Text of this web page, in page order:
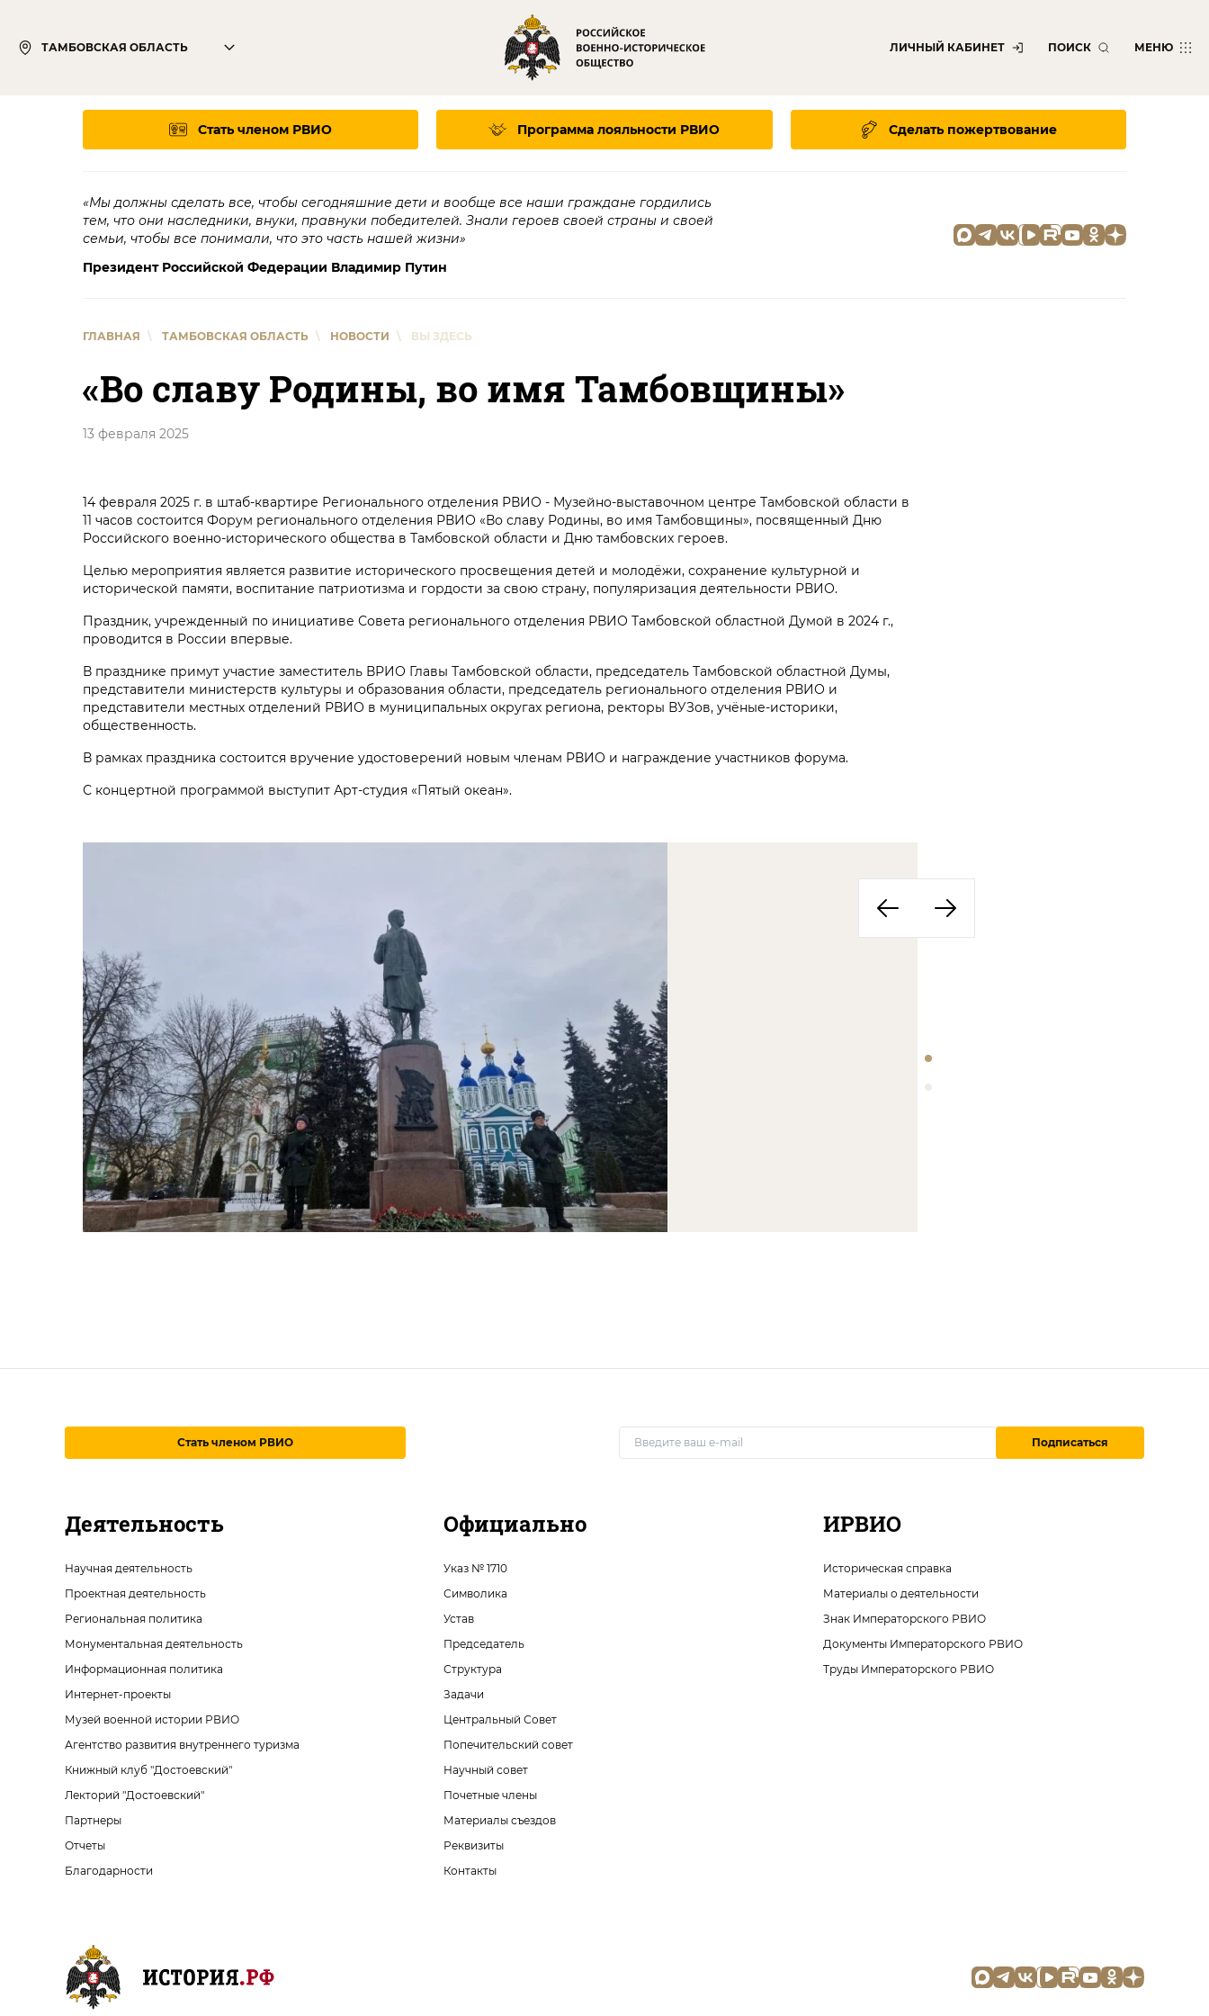
ТАМБОВСКАЯ ОБЛАСТЬ ЛИЧНЫЙ КАБИНЕТ ПОИСК МЕНЮ
Стать членом РВИО Программа лояльности РВИО Сделать пожертвование
«Мы должны сделать все, чтобы сегодняшние дети и вообще все наши граждане гордились
тем, что они наследники, внуки, правнуки победителей. Знали героев своей страны и своей
семьи, чтобы все понимали, что это часть нашей жизни»
Президент Российской Федерации Владимир Путин
ГЛАВНАЯ \ ТАМБОВСКАЯ ОБЛАСТЬ \ НОВОСТИ \ ВЫ ЗДЕСЬ
«Во славу Родины, во имя Тамбовщины»
13 февраля 2025
14 февраля 2025 г. в штаб-квартире Регионального отделения РВИО - Музейно-выставочном центре Тамбовской области в
11 часов состоится Форум регионального отделения РВИО «Во славу Родины, во имя Тамбовщины», посвященный Дню
Российского военно-исторического общества в Тамбовской области и Дню тамбовских героев.
Целью мероприятия является развитие исторического просвещения детей и молодёжи, сохранение культурной и
исторической памяти, воспитание патриотизма и гордости за свою страну, популяризация деятельности РВИО.
Праздник, учрежденный по инициативе Совета регионального отделения РВИО Тамбовской областной Думой в 2024 г.,
проводится в России впервые.
В празднике примут участие заместитель ВРИО Главы Тамбовской области, председатель Тамбовской областной Думы,
представители министерств культуры и образования области, председатель регионального отделения РВИО и
представители местных отделений РВИО в муниципальных округах региона, ректоры ВУЗов, учёные-историки,
общественность.
В рамках праздника состоится вручение удостоверений новым членам РВИО и награждение участников форума.
С концертной программой выступит Арт-студия «Пятый океан».
Стать членом РВИО Подписаться
Деятельность
Научная деятельность
Проектная деятельность
Региональная политика
Монументальная деятельность
Информационная политика
Интернет-проекты
Музей военной истории РВИО
Агентство развития внутреннего туризма
Книжный клуб "Достоевский"
Лекторий "Достоевский"
Партнеры
Отчеты
Благодарности
Официально
Указ № 1710
Символика
Устав
Председатель
Структура
Задачи
Центральный Совет
Попечительский совет
Научный совет
Почетные члены
Материалы съездов
Реквизиты
Контакты
ИРВИО
Историческая справка
Материалы о деятельности
Знак Императорского РВИО
Документы Императорского РВИО
Труды Императорского РВИО